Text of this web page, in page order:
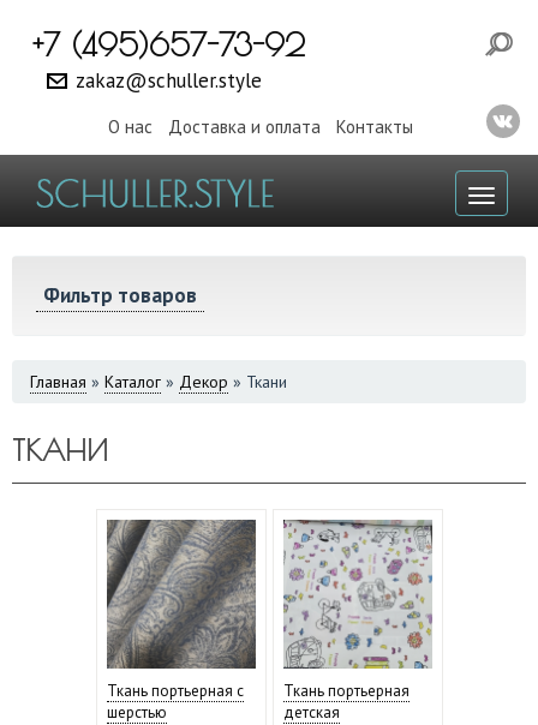
+7 (495)657-73-92
zakaz@schuller.style
О нас Доставка и оплата Контакты
Фильтр товаров
ВЫ
Главная » Каталог » Декор » Ткани
ТКАНИ
Ткань портьерная с
шерстью
Ткань портьерная
детская